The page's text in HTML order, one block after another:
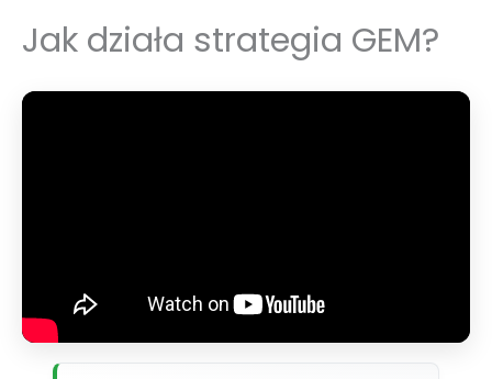
Jak działa strategia GEM?